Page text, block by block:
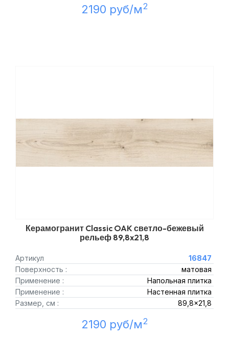
2190 руб/м2
Керамогранит Classic OAK светло-бежевый
рельеф 89,8x21,8
Артикул
16847
Поверхность :
матовая
Применение :
Напольная плитка
Применение :
Настенная плитка
Размер, см :
89,8x21,8
2190 руб/м2